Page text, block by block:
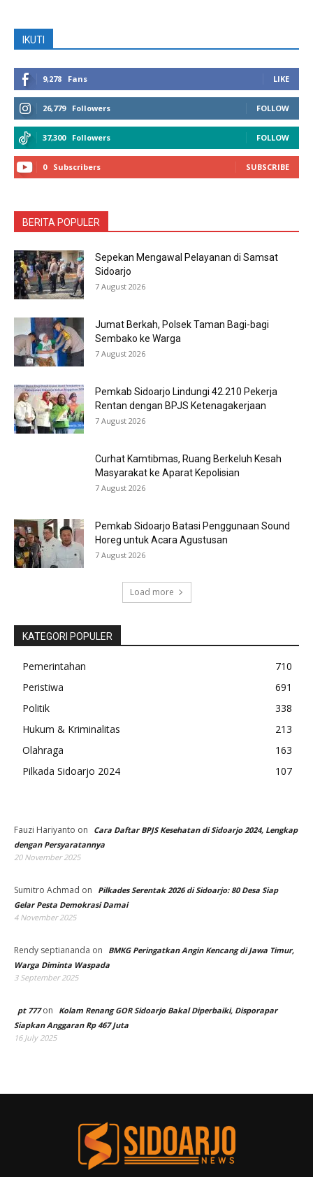
IKUTI
9,278 Fans LIKE
26,779 Followers FOLLOW
37,300 Followers FOLLOW
0 Subscribers SUBSCRIBE
BERITA POPULER
Sepekan Mengawal Pelayanan di Samsat
Sidoarjo
7 August 2026
Jumat Berkah, Polsek Taman Bagi-bagi
Sembako ke Warga
7 August 2026
Pemkab Sidoarjo Lindungi 42.210 Pekerja
Rentan dengan BPJS Ketenagakerjaan
7 August 2026
Curhat Kamtibmas, Ruang Berkeluh Kesah
Masyarakat ke Aparat Kepolisian
7 August 2026
Pemkab Sidoarjo Batasi Penggunaan Sound
Horeg untuk Acara Agustusan
7 August 2026
Load more
KATEGORI POPULER
Pemerintahan
710
Peristiwa
691
Politik
338
Hukum & Kriminalitas
213
Olahraga
163
Pilkada Sidoarjo 2024
107
Fauzi Hariyanto on
Cara Daftar BPJS Kesehatan di Sidoarjo 2024, Lengkap
dengan Persyaratannya
20 November 2025
Sumitro Achmad on
Pilkades Serentak 2026 di Sidoarjo: 80 Desa Siap
Gelar Pesta Demokrasi Damai
4 November 2025
Rendy septiananda on
BMKG Peringatkan Angin Kencang di Jawa Timur,
Warga Diminta Waspada
3 September 2025
pt 777on
Kolam Renang GOR Sidoarjo Bakal Diperbaiki, Disporapar
Siapkan Anggaran Rp 467 Juta
16 July 2025